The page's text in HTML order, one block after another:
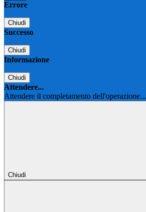
Errore
Chiudi
Successo
Chiudi
Informazione
Chiudi
Attendere...
Attendere il completamento dell'operazione...
Chiudi